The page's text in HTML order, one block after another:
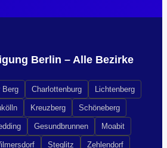
Berlin – Alle Bezirke
Berg Charlottenburg Lichtenberg
Kreuzberg Schöneberg
Gesundbrunnen Moabit
Steglitz Zehlendorf